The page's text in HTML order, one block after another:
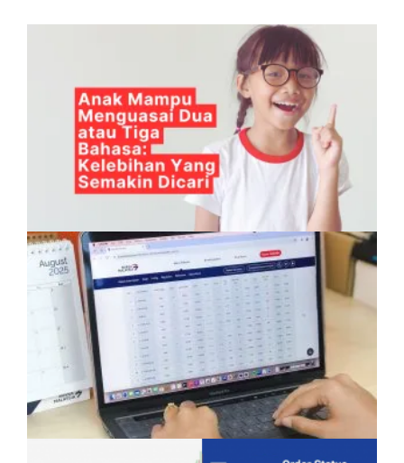
Anak Mampu Menguasai Dua atau Tiga
Bahasa: Kelebihan Yang Semakin Dicari